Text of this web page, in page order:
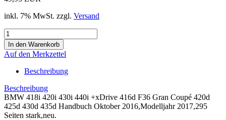
inkl. 7% MwSt. zzgl. Versand
Auf den Merkzettel
Beschreibung
Beschreibung
BMW 418i 420i 430i 440i +xDrive 416d F36 Gran Coupé 420d
425d 430d 435d Handbuch Oktober 2016,Modelljahr 2017,295
Seiten stark,neu.